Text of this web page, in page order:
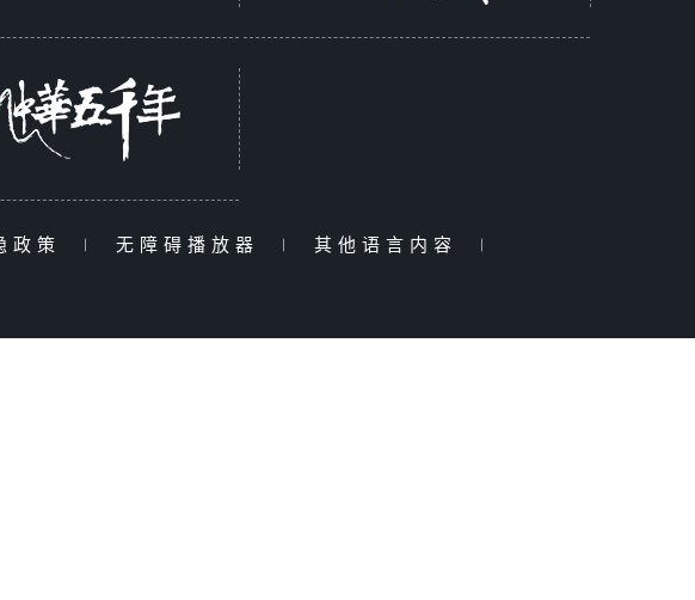
政策 | 无障碍播放器 | 其他语言内容 |